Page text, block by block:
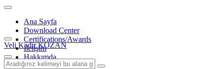
Ana Sayfa
Download Center
Certifications/Awards
İletişim
Hakkımda
Veli Kadir KOZAN